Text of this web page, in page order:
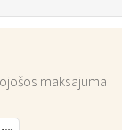
maksājuma